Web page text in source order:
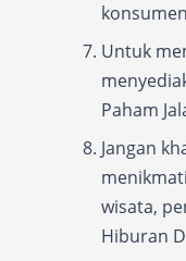
Untuk
Paham
Jangan
wisata,
Hiburan